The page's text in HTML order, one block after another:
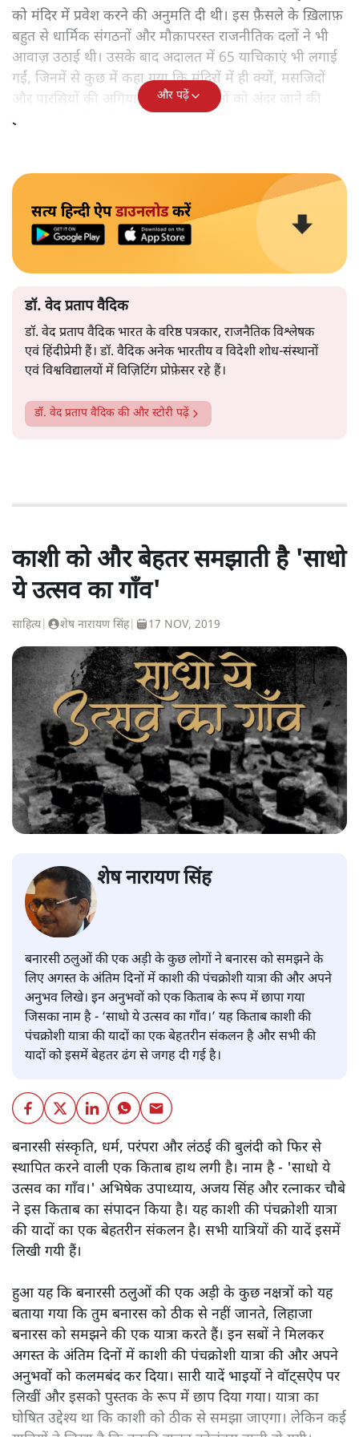
को मंदिर में प्रवेश करने की अनुमति दी थी। इस फ़ैसले के ख़िलाफ़
बहुत से धार्मिक संगठनों और मौक़ापरस्त राजनीतिक दलों ने भी
आवाज़ उठाई थी। उसके बाद अदालत में 65 याचिकाएं भी लगाई
गईं, जिनमें से कुछ में कहा गया कि मंदिरों में ही क्यों, मसजिदों
और पारसियों की अगियारी में भी महिलाओं को अंदर जाने की
इजाजत मिलनी चाहिए।
और पढ़ें
सत्य हिन्दी ऐपडाउनलोडकरें
डॉ. वेद प्रताप वैदिक
डॉ. वेद प्रताप वैदिक भारत के वरिष्ठ पत्रकार, राजनैतिक विश्लेषक
एवं हिंदीप्रेमी हैं। डॉ. वैदिक अनेक भारतीय व विदेशी शोध-संस्थानों
एवं विश्वविद्यालयों में विज़िटिंग प्रोफ़ेसर रहे हैं।
डॉ. वेद प्रताप वैदिक की और स्टोरी पढ़ें
काशी को और बेहतर समझाती है 'साधो
ये उत्सव का गाँव'
साहित्य| शेष नारायण सिंह| 17 NOV, 2019
शेष नारायण सिंह
बनारसी ठलुओं की एक अड़ी के कुछ लोगों ने बनारस को समझने के
लिए अगस्त के अंतिम दिनों में काशी की पंचक्रोशी यात्रा की और अपने
अनुभव लिखे। इन अनुभवों को एक किताब के रूप में छापा गया
जिसका नाम है - ‘साधो ये उत्सव का गाँव।’ यह किताब काशी की
पंचक्रोशी यात्रा की यादों का एक बेहतरीन संकलन है और सभी की
यादों को इसमें बेहतर ढंग से जगह दी गई है।
बनारसी संस्कृति, धर्म, परंपरा और लंठई की बुलंदी को फिर से
स्थापित करने वाली एक किताब हाथ लगी है। नाम है - 'साधो ये
उत्सव का गाँव।' अभिषेक उपाध्याय, अजय सिंह और रत्नाकर चौबे
ने इस किताब का संपादन किया है। यह काशी की पंचक्रोशी यात्रा
की यादों का एक बेहतरीन संकलन है। सभी यात्रियों की यादें इसमें
लिखी गयी हैं।
हुआ यह कि बनारसी ठलुओं की एक अड़ी के कुछ नक्षत्रों को यह
बताया गया कि तुम बनारस को ठीक से नहीं जानते, लिहाजा
बनारस को समझने की एक यात्रा करते हैं। इन सबों ने मिलकर
अगस्त के अंतिम दिनों में काशी की पंचक्रोशी यात्रा की और अपने
अनुभवों को कलमबंद कर दिया। सारी यादें भाइयों ने वॉट्सऐप पर
लिखीं और इसको पुस्तक के रूप में छाप दिया गया। यात्रा का
घोषित उद्देश्य था कि काशी को ठीक से समझा जाएगा। लेकिन कई